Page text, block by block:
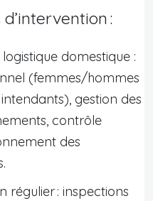
:
domestique :
(femmes/hommes
gestion des
contrôle
des
régulier : inspections